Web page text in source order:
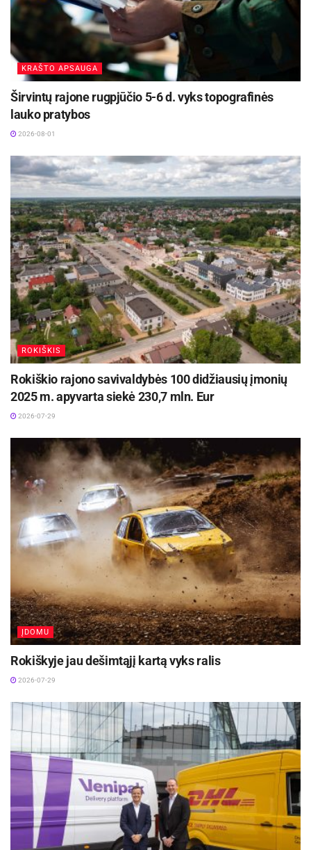
KRAŠTO APSAUGA
Širvintų rajone rugpjūčio 5-6 d. vyks topografinės
lauko pratybos
2026-08-01
ROKIŠKIS
Rokiškio rajono savivaldybės 100 didžiausių įmonių
2025 m. apyvarta siekė 230,7 mln. Eur
2026-07-29
ĮDOMU
Rokiškyje jau dešimtąjį kartą vyks ralis
2026-07-29